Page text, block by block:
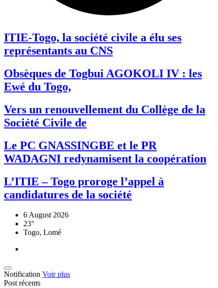
ITIE-Togo, la société civile a élu ses
représentants au CNS
Obsèques de Togbui AGOKOLI IV : les
Ewé du Togo,
Vers un renouvellement du Collège de la
Société Civile de
Le PC GNASSINGBE et le PR
WADAGNI redynamisent la coopération
L’ITIE – Togo proroge l’appel à
candidatures de la société
6 August 2026
23°
Togo, Lomé
Notification Voir plus
Post récents